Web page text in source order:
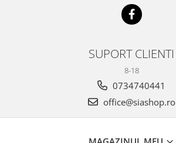
SUPORT CLIENTI
8-18
0734740441
office@siashop.ro